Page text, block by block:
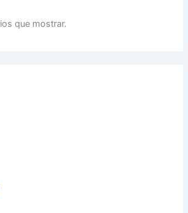
que mostrar.